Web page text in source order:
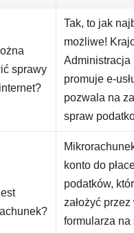
sprawy
Tak, to jak
możliwe!
Administracja
promuje e-
pozwala na
spraw
konto do
podatków,
założyć
formularza na